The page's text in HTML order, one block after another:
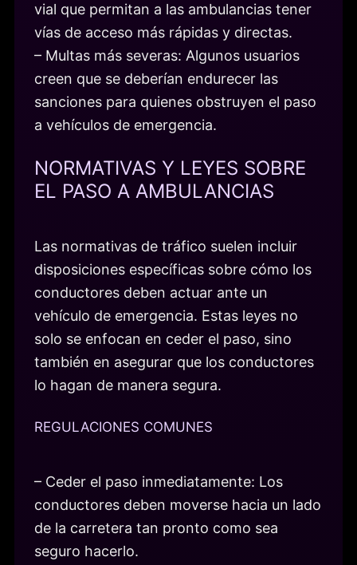
vial que permitan a las ambulancias tener
vías de acceso más rápidas y directas.
– Multas más severas: Algunos usuarios
creen que se deberían endurecer las
sanciones para quienes obstruyen el paso
a vehículos de emergencia.
NORMATIVAS Y LEYES SOBRE
EL PASO A AMBULANCIAS
Las normativas de tráfico suelen incluir
disposiciones específicas sobre cómo los
conductores deben actuar ante un
vehículo de emergencia. Estas leyes no
solo se enfocan en ceder el paso, sino
también en asegurar que los conductores
lo hagan de manera segura.
REGULACIONES COMUNES
– Ceder el paso inmediatamente: Los
conductores deben moverse hacia un lado
de la carretera tan pronto como sea
seguro hacerlo.